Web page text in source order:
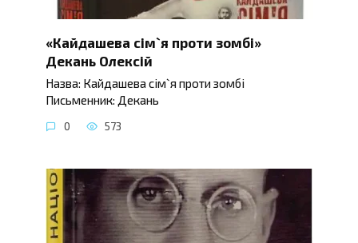
«Кайдашева сім`я проти зомбі»
Декань Олексій
Назва: Кайдашева сім`я проти зомбі
Письменник: Декань
0 573